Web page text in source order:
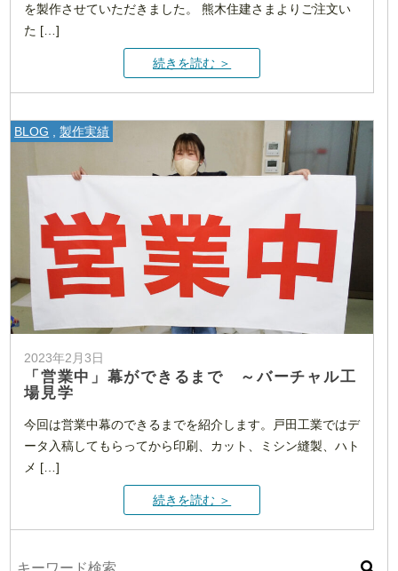
を製作させていただきました。 熊木住建さまよりご注文い
た […]
続きを読む ＞
BLOG 製作実績
2023年2月3日
「営業中」幕ができるまで ～バーチャル工
場見学
今回は営業中幕のできるまでを紹介します。戸田工業ではデ
ータ入稿してもらってから印刷、カット、ミシン縫製、ハト
メ […]
続きを読む ＞